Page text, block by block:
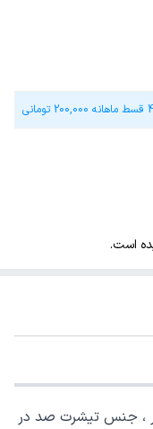
200,000 تومانی
، جنس تیشرت صد در